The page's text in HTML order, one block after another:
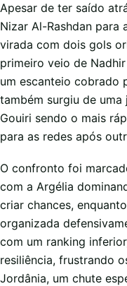
Apesar de ter saído
Nizar Al-Rashdan para
virada com dois gols
primeiro veio de
um escanteio cobrado
também surgiu de
Gouiri sendo o mais
para as redes após
O confronto foi
com a Argélia
criar chances,
organizada
com um ranking
resiliência, frustrando
Jordânia, um chute